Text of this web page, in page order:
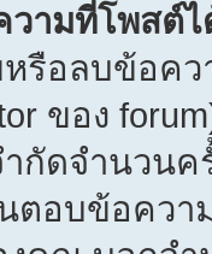
ามที่โพสต์ไ
อลบข้อคว
ของ
ำกัดจำนวน
ตอบข้อคว